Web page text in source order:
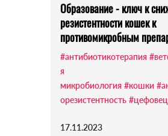
Образование - ключ к
резистентности кошек к
противомикробным
#антибиотикотерапия
я
микробиология #кошки
орезистентность
17.11.2023